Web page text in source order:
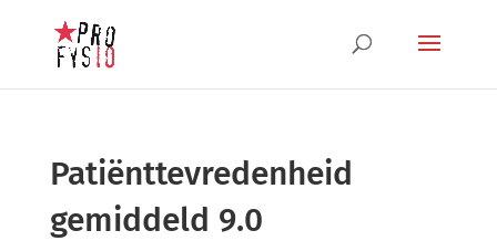
Patiënttevredenheid
gemiddeld 9.0